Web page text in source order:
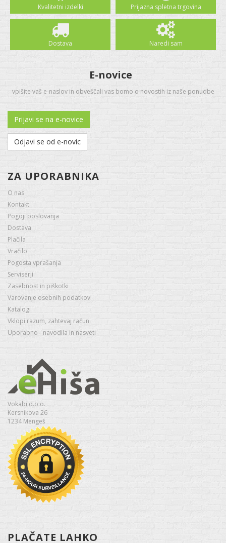
Kvalitetni izdelki Prijazna spletna trgovina
Dostava Naredi sam
E-novice
vpišite vaš e-naslov in obveščali vas bomo o novostih iz naše ponudbe
Prijavi se na e-novice
Odjavi se od e-novic
ZA UPORABNIKA
O nas
Kontakt
Pogoji poslovanja
Dostava
Plačila
Vračilo
Pogosta vprašanja
Serviserji
Zasebnost in piškotki
Varovanje osebnih podatkov
Katalogi
Vklopi razum, zahtevaj račun
Uporabno - navodila in nasveti
Vokabi d.o.o.
Kersnikova 26
1234 Mengeš
PLAČATE LAHKO